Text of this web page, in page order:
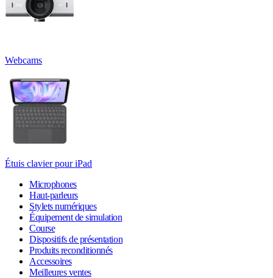
Webcams
Étuis clavier pour iPad
Microphones
Haut-parleurs
Stylets numériques
Équipement de simulation
Course
Dispositifs de présentation
Produits reconditionnés
Accessoires
Meilleures ventes